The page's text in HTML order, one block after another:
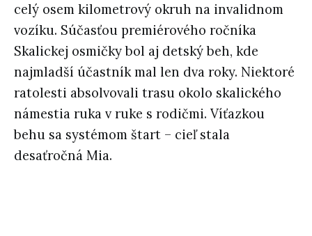
celý osem kilometrový okruh na invalidnom
vozíku. Súčasťou premiérového ročníka
Skalickej osmičky bol aj detský beh, kde
najmladší účastník mal len dva roky. Niektoré
ratolesti absolvovali trasu okolo skalického
námestia ruka v ruke s rodičmi. Víťazkou
behu sa systémom štart – cieľ stala
desaťročná Mia.